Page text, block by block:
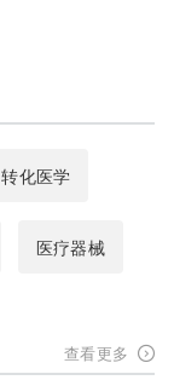
转化医学
医疗器械
查看更多